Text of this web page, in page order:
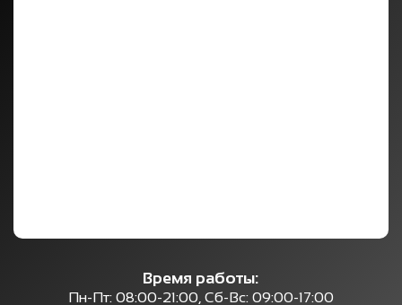
Время работы:
Пн-Пт: 08:00-21:00, Сб-Вс: 09:00-17:00